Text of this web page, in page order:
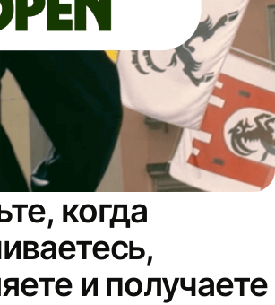
когда
и получаете